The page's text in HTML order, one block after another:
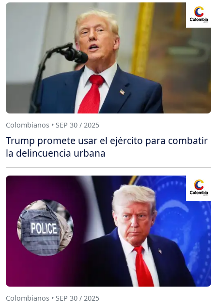
Colombianos • SEP 30 / 2025
Trump promete usar el ejército para combatir
la delincuencia urbana
Colombianos • SEP 30 / 2025